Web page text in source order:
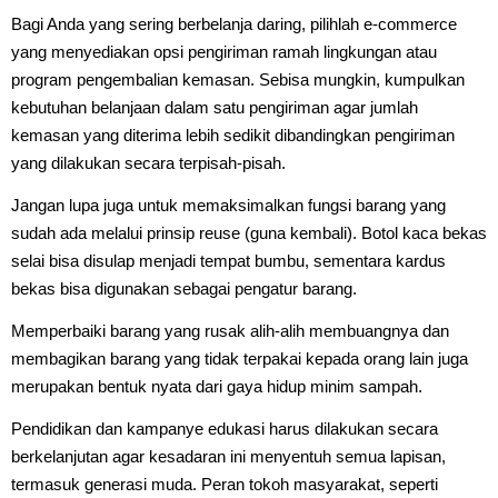
Bagi Anda yang sering berbelanja daring, pilihlah e-commerce
yang menyediakan opsi pengiriman ramah lingkungan atau
program pengembalian kemasan. Sebisa mungkin, kumpulkan
kebutuhan belanjaan dalam satu pengiriman agar jumlah
kemasan yang diterima lebih sedikit dibandingkan pengiriman
yang dilakukan secara terpisah-pisah.
Jangan lupa juga untuk memaksimalkan fungsi barang yang
sudah ada melalui prinsip reuse (guna kembali). Botol kaca bekas
selai bisa disulap menjadi tempat bumbu, sementara kardus
bekas bisa digunakan sebagai pengatur barang.
Memperbaiki barang yang rusak alih-alih membuangnya dan
membagikan barang yang tidak terpakai kepada orang lain juga
merupakan bentuk nyata dari gaya hidup minim sampah.
Pendidikan dan kampanye edukasi harus dilakukan secara
berkelanjutan agar kesadaran ini menyentuh semua lapisan,
termasuk generasi muda. Peran tokoh masyarakat, seperti